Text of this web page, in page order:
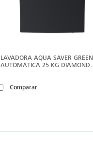
LAVADORA AQUA SAVER GREEN
AUTOMÁTICA 25 KG DIAMOND
Comparar